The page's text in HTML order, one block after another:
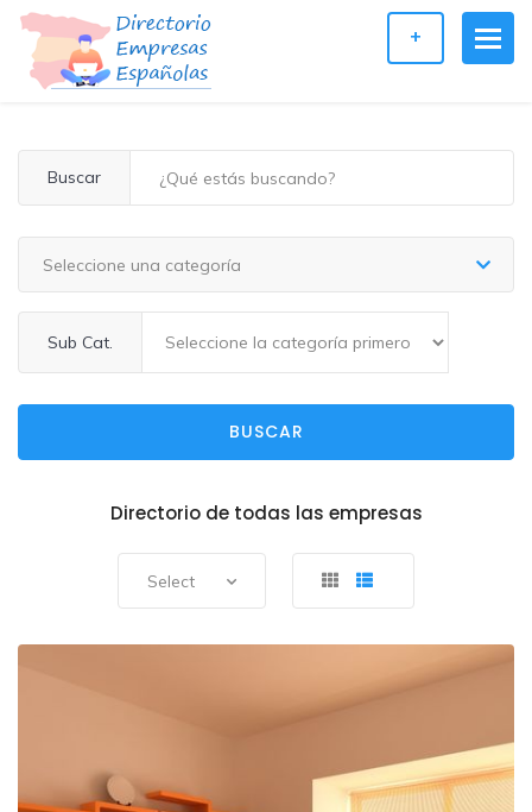
+
Buscar
Seleccione una categoría
Sub Cat.
BUSCAR
Directorio de todas las empresas
Select